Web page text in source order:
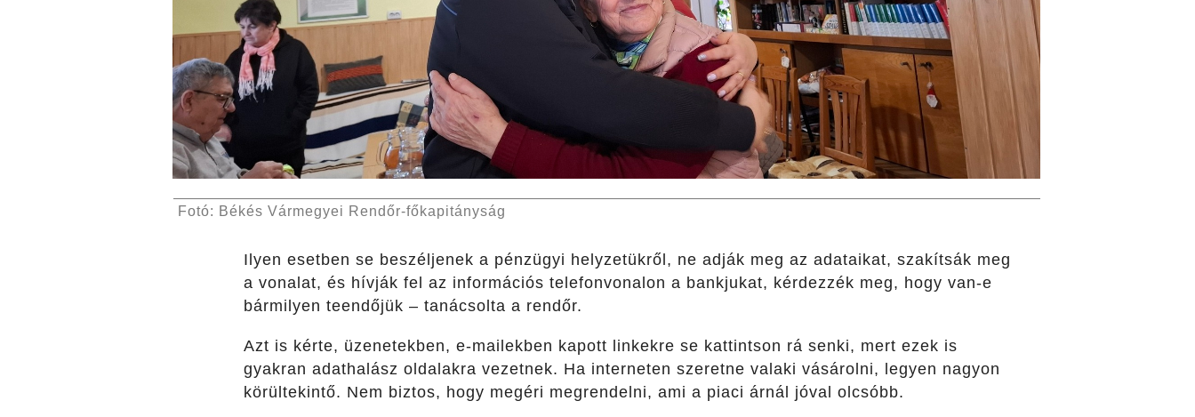
Fotó: Békés Vármegyei Rendőr-főkapitányság
Ilyen esetben se beszéljenek a pénzügyi helyzetükről, ne adják meg az adataikat, szakítsák meg
a vonalat, és hívják fel az információs telefonvonalon a bankjukat, kérdezzék meg, hogy van-e
bármilyen teendőjük – tanácsolta a rendőr.
Azt is kérte, üzenetekben, e-mailekben kapott linkekre se kattintson rá senki, mert ezek is
gyakran adathalász oldalakra vezetnek. Ha interneten szeretne valaki vásárolni, legyen nagyon
körültekintő. Nem biztos, hogy megéri megrendelni, ami a piaci árnál jóval olcsóbb.